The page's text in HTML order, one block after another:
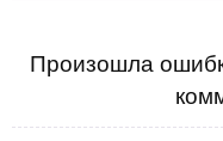
Произошла